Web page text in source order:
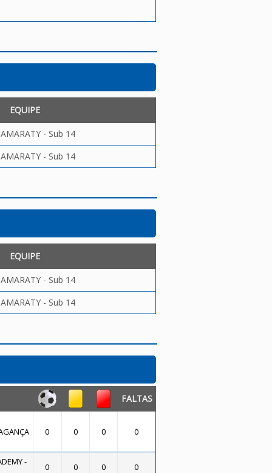
EQUIPE
- Sub 14
- Sub 14
EQUIPE
- Sub 14
- Sub 14
FALTAS
0 0 0 0
-
0 0 0 0